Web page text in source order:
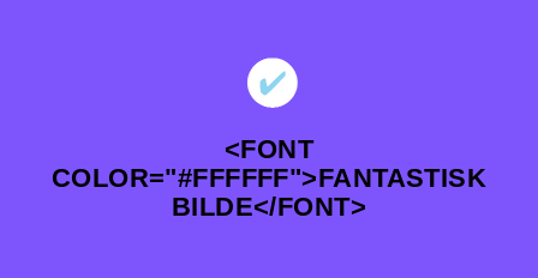
<FONT
COLOR="#FFFFFF">FANTASTISK
BILDE</FONT>